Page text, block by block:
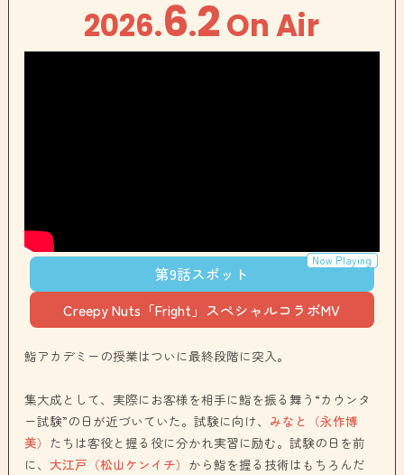
2026.6.2On Air
第9話スポット
Creepy Nuts「Fright」スペシャルコラボMV
鮨アカデミーの授業はついに最終段階に突入。
集大成として、実際にお客様を相手に鮨を振る舞う“カウンタ
ー試験”の日が近づいていた。試験に向け、 みなと（永作博
美） たちは客役と握る役に分かれ実習に励む。試験の日を前
に、 大江戸（松山ケンイチ） から鮨を握る技術はもちろんだ